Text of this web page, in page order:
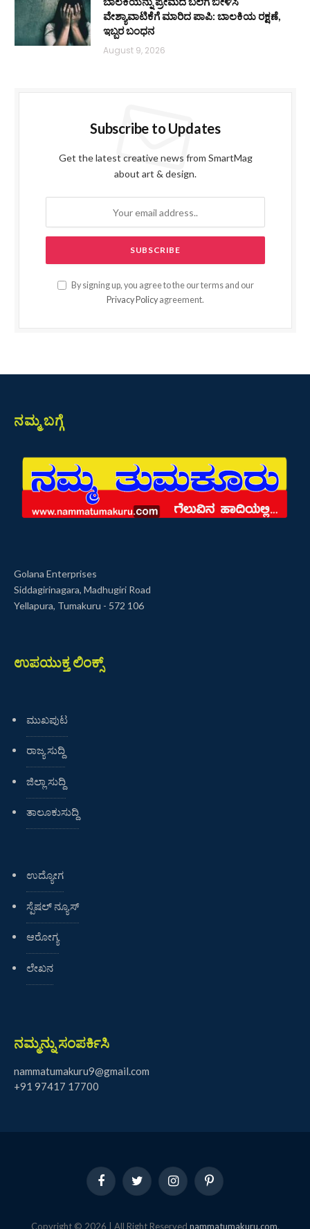
ವೇಶ್ಯಾವಾಟಿಕೆಗೆ ಮಾರಿದ ಪಾಪಿ: ಬಾಲಕಿಯ ರಕ್ಷಣೆ,
ಇಬ್ಬರ ಬಂಧನ
August 9, 2026
Subscribe to Updates
Get the latest creative news from SmartMag
about art & design.
By signing up, you agree to the our terms and our
Privacy Policy agreement.
ನಮ್ಮ ಬಗ್ಗೆ
Golana Enterprises
Siddagirinagara, Madhugiri Road
Yellapura, Tumakuru - 572 106
ಉಪಯುಕ್ತ ಲಿಂಕ್ಸ್
ಮುಖಪುಟ
ರಾಜ್ಯ ಸುದ್ದಿ
ಜಿಲ್ಲಾ ಸುದ್ದಿ
ತಾಲೂಕುಸುದ್ದಿ
ಉದ್ಯೋಗ
ಸ್ಪೆಷಲ್ ನ್ಯೂಸ್
ಆರೋಗ್ಯ
ಲೇಖನ
ನಮ್ಮನ್ನು ಸಂಪರ್ಕಿಸಿ
nammatumakuru9@gmail.com
+91 97417 17700
FacebookTwitter InstagramPinterest
Copyright © 2026 | All Right Reserved nammatumakuru.com.